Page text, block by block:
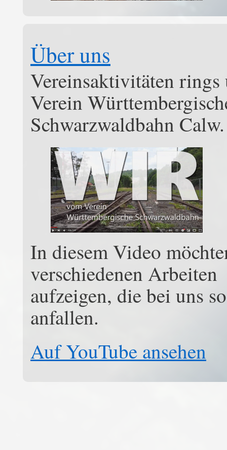
Über uns
Vereinsaktivitäten rings
Verein
Schwarzwaldbahn Calw.
In diesem Video
verschiedenen Arbeiten
aufzeigen, die bei uns so
anfallen.
Auf YouTube ansehen